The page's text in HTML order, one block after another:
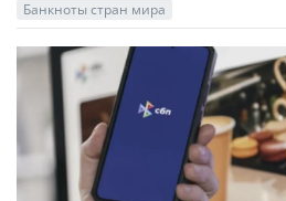
Банкноты стран мира